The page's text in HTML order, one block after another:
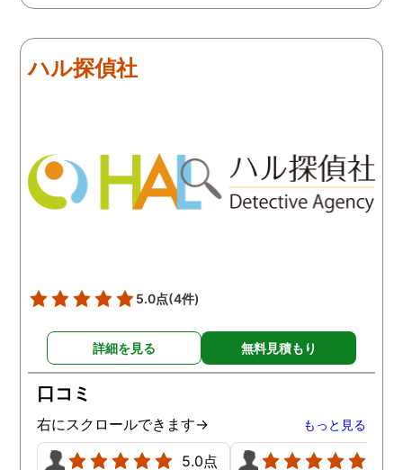
感情が表に出すぎてしまう
ださったので安心して悩み
を話せました。他はどうか
た私のケアをしっかりして
くださったおかげで、今は
元気に過ごせています。
た。それほど自分がずっ
した、調査料金は決して
も東京駅前相談室にお願
して良かったと思ってい
す。
ハル探偵社
5.0点(4件)
詳細を見る 無料見積もり
口コミ
右にスクロールできます→ もっと見る
5.0点